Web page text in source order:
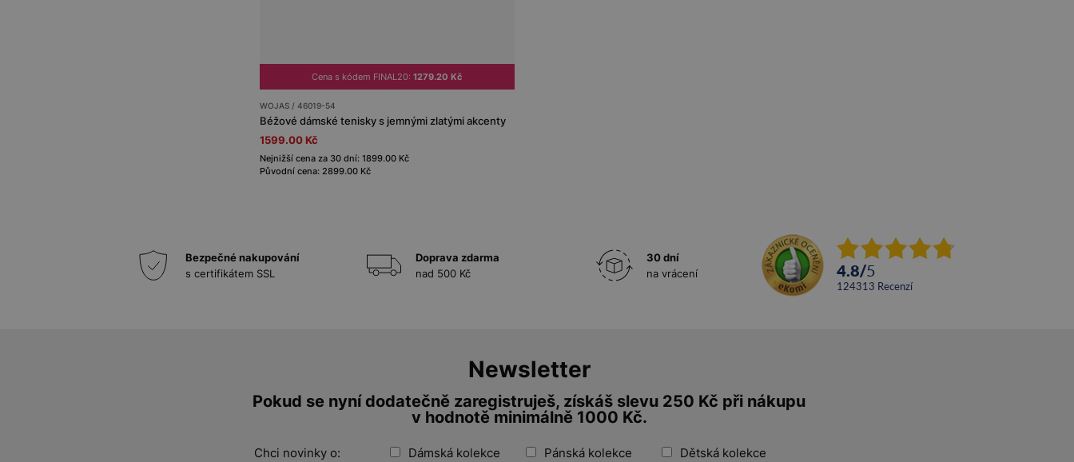
Cena s kódem FINAL20:1279.20 Kč
WOJAS / 46019-54
Béžové dámské tenisky s jemnými zlatými akcenty
1599.00 Kč
Nejnižší cena za 30 dní: 1899.00 Kč
Původní cena: 2899.00 Kč
Bezpečné nakupování
s certifikátem SSL
Doprava zdarma
nad 500 Kč
30 dní
na vrácení
4.8/5
124313 recenzí
Newsletter
Pokud se nyní dodatečně zaregistruješ, získáš slevu 250 Kč při nákupu
v hodnotě minimálně 1000 Kč.
Chci novinky o: Dámská kolekce Pánská kolekce Dětská kolekce